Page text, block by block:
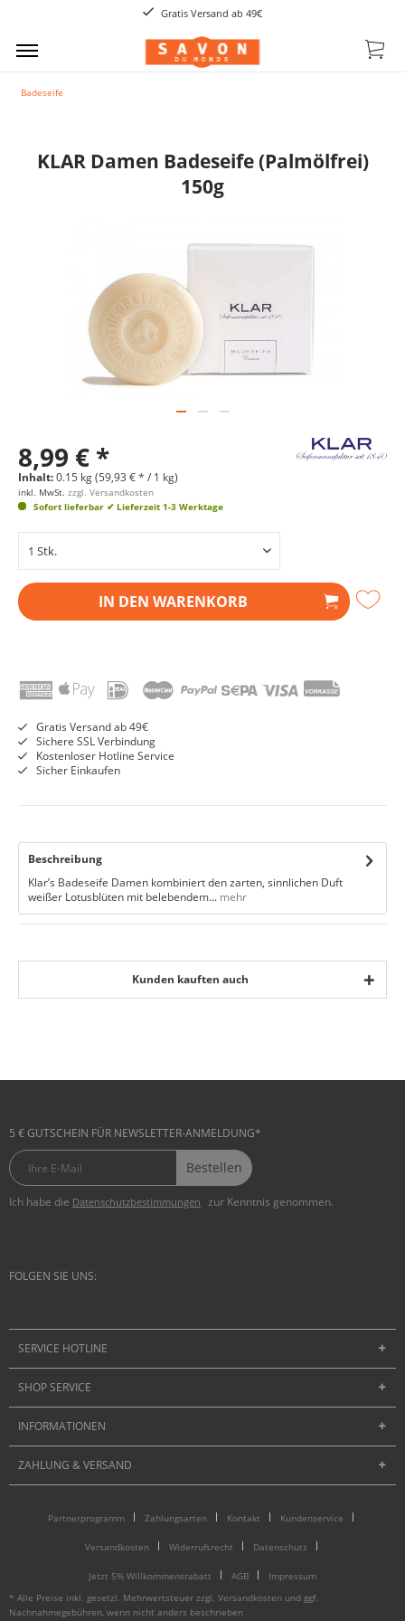
Gratis Versand ab 49€
Badeseife
KLAR Damen Badeseife (Palmölfrei)
150g
8,99 € *
Inhalt:0.15 kg (59,93 € * / 1 kg)
inkl. MwSt. zzgl. Versandkosten
Sofort lieferbar ✔ Lieferzeit 1-3 Werktage
IN DEN WARENKORB
Gratis Versand ab 49€
Sichere SSL Verbindung
Kostenloser Hotline Service
Sicher Einkaufen
Beschreibung
Klar’s Badeseife Damen kombiniert den zarten, sinnlichen Duft
weißer Lotusblüten mit belebendem... mehr
Kunden kauften auch
5 € GUTSCHEIN FÜR NEWSLETTER-ANMELDUNG*
Bestellen
Ich habe die Datenschutzbestimmungen zur Kenntnis genommen.
FOLGEN SIE UNS:
SERVICE HOTLINE
SHOP SERVICE
INFORMATIONEN
ZAHLUNG & VERSAND
Partnerprogramm Zahlungsarten Kontakt Kundenservice
Versandkosten Widerrufsrecht Datenschutz
Jetzt 5% Willkommensrabatt AGB
Impressum
* Alle Preise inkl. gesetzl. Mehrwertsteuer zzgl. Versandkosten und ggf.
Nachnahmegebühren, wenn nicht anders beschrieben